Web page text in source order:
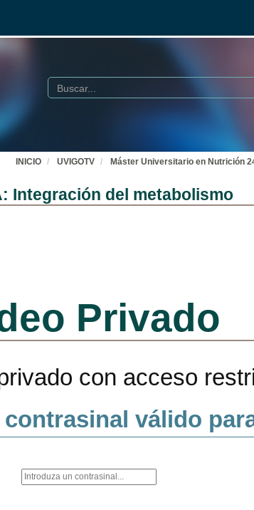
Buscar
INICIO UVIGOTV Máster Universitario en Nutrición
Integración del metabolismo